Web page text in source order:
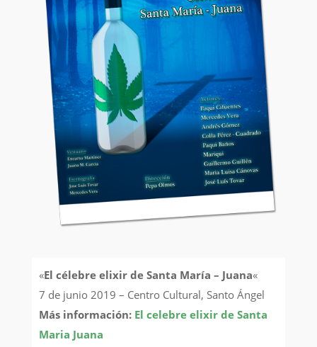
«El célebre elixir de Santa María – Juana«
7 de junio 2019 – Centro Cultural, Santo Ángel
Más información: El celebre elixir de Santa
Maria Juana